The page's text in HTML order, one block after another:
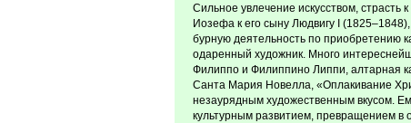
Сильное увлечение искусством, страсть
Иозефа к его сыну Людвигу I
бурную деятельность по приобретению
одаренный художник. Много
Филиппо и Филиппино Липпи, алтарная
Санта Мария Новелла, «Оплакивание
незаурядным художественным вкусом.
культурным развитием, превращением в